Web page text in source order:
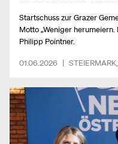
Startschuss zur Grazer
Motto „Weniger
Philipp Pointner.
01.06.2026 | STEIERMARK